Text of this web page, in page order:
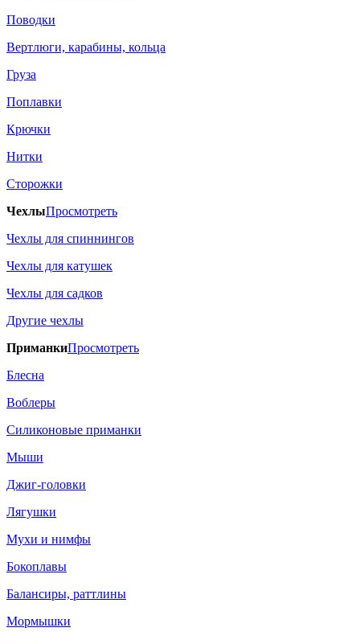
Поводки
Вертлюги, карабины, кольца
Груза
Поплавки
Крючки
Нитки
Сторожки
ЧехлыПросмотреть
Чехлы для спиннингов
Чехлы для катушек
Чехлы для садков
Другие чехлы
ПриманкиПросмотреть
Блесна
Воблеры
Силиконовые приманки
Мыши
Джиг-головки
Лягушки
Мухи и нимфы
Бокоплавы
Балансиры, раттлины
Мормышки